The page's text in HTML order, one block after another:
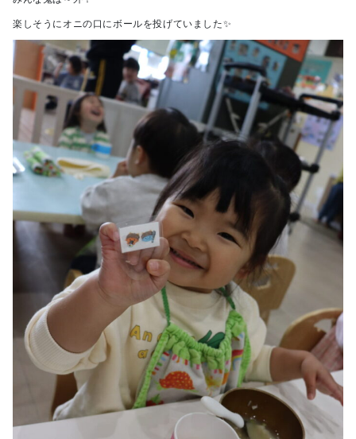
楽しそうにオニの口にボールを投げていました✨